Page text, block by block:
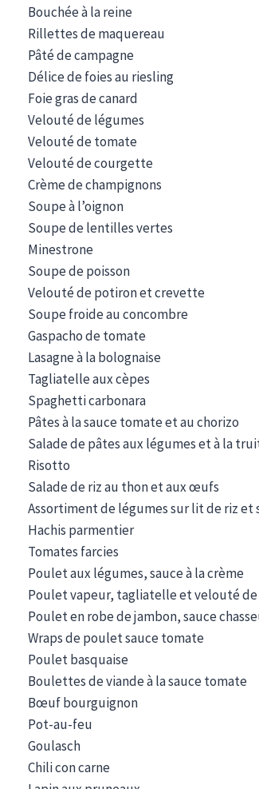
Bouchée à la reine
Rillettes de maquereau
Pâté de campagne
Délice de foies au riesling
Foie gras de canard
Velouté de légumes
Velouté de tomate
Velouté de courgette
Crème de champignons
Soupe à l’oignon
Soupe de lentilles vertes
Minestrone
Soupe de poisson
Velouté de potiron et crevette
Soupe froide au concombre
Gaspacho de tomate
Lasagne à la bolognaise
Tagliatelle aux cèpes
Spaghetti carbonara
Pâtes à la sauce tomate et au chorizo
Salade de pâtes aux légumes et à la
Risotto
Salade de riz au thon et aux œufs
Assortiment de légumes sur lit de riz et
Hachis parmentier
Tomates farcies
Poulet aux légumes, sauce à la crème
Poulet vapeur, tagliatelle et velouté
Poulet en robe de jambon, sauce
Wraps de poulet sauce tomate
Poulet basquaise
Boulettes de viande à la sauce tomate
Bœuf bourguignon
Pot-au-feu
Goulasch
Chili con carne